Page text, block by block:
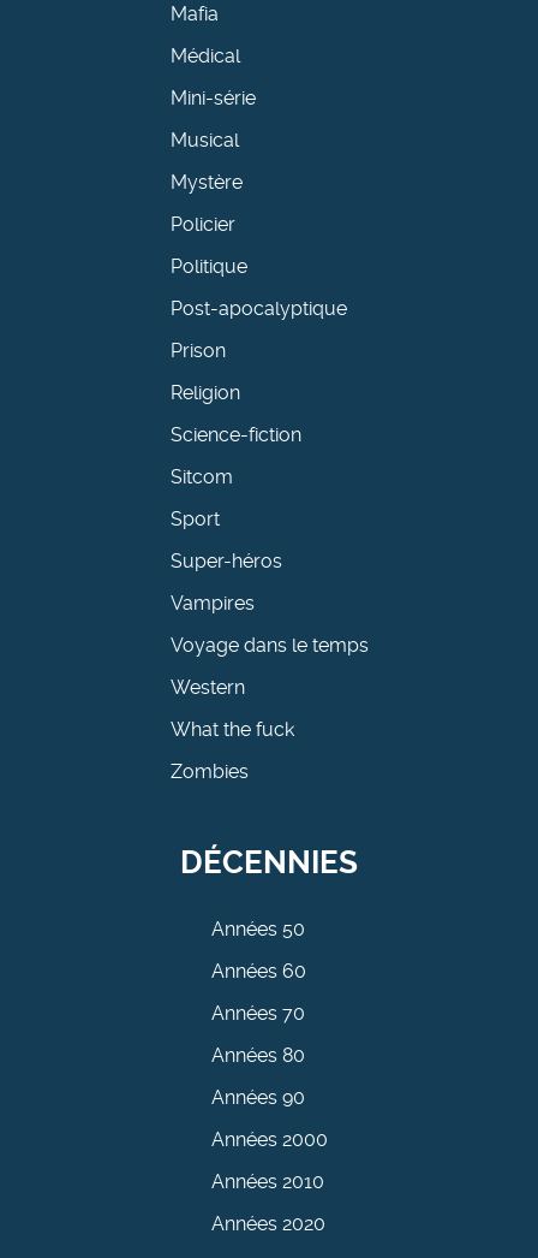
Mafia
Médical
Mini-série
Musical
Mystère
Policier
Politique
Post-apocalyptique
Prison
Religion
Science-fiction
Sitcom
Sport
Super-héros
Vampires
Voyage dans le temps
Western
What the fuck
Zombies
DÉCENNIES
Années 50
Années 60
Années 70
Années 80
Années 90
Années 2000
Années 2010
Années 2020